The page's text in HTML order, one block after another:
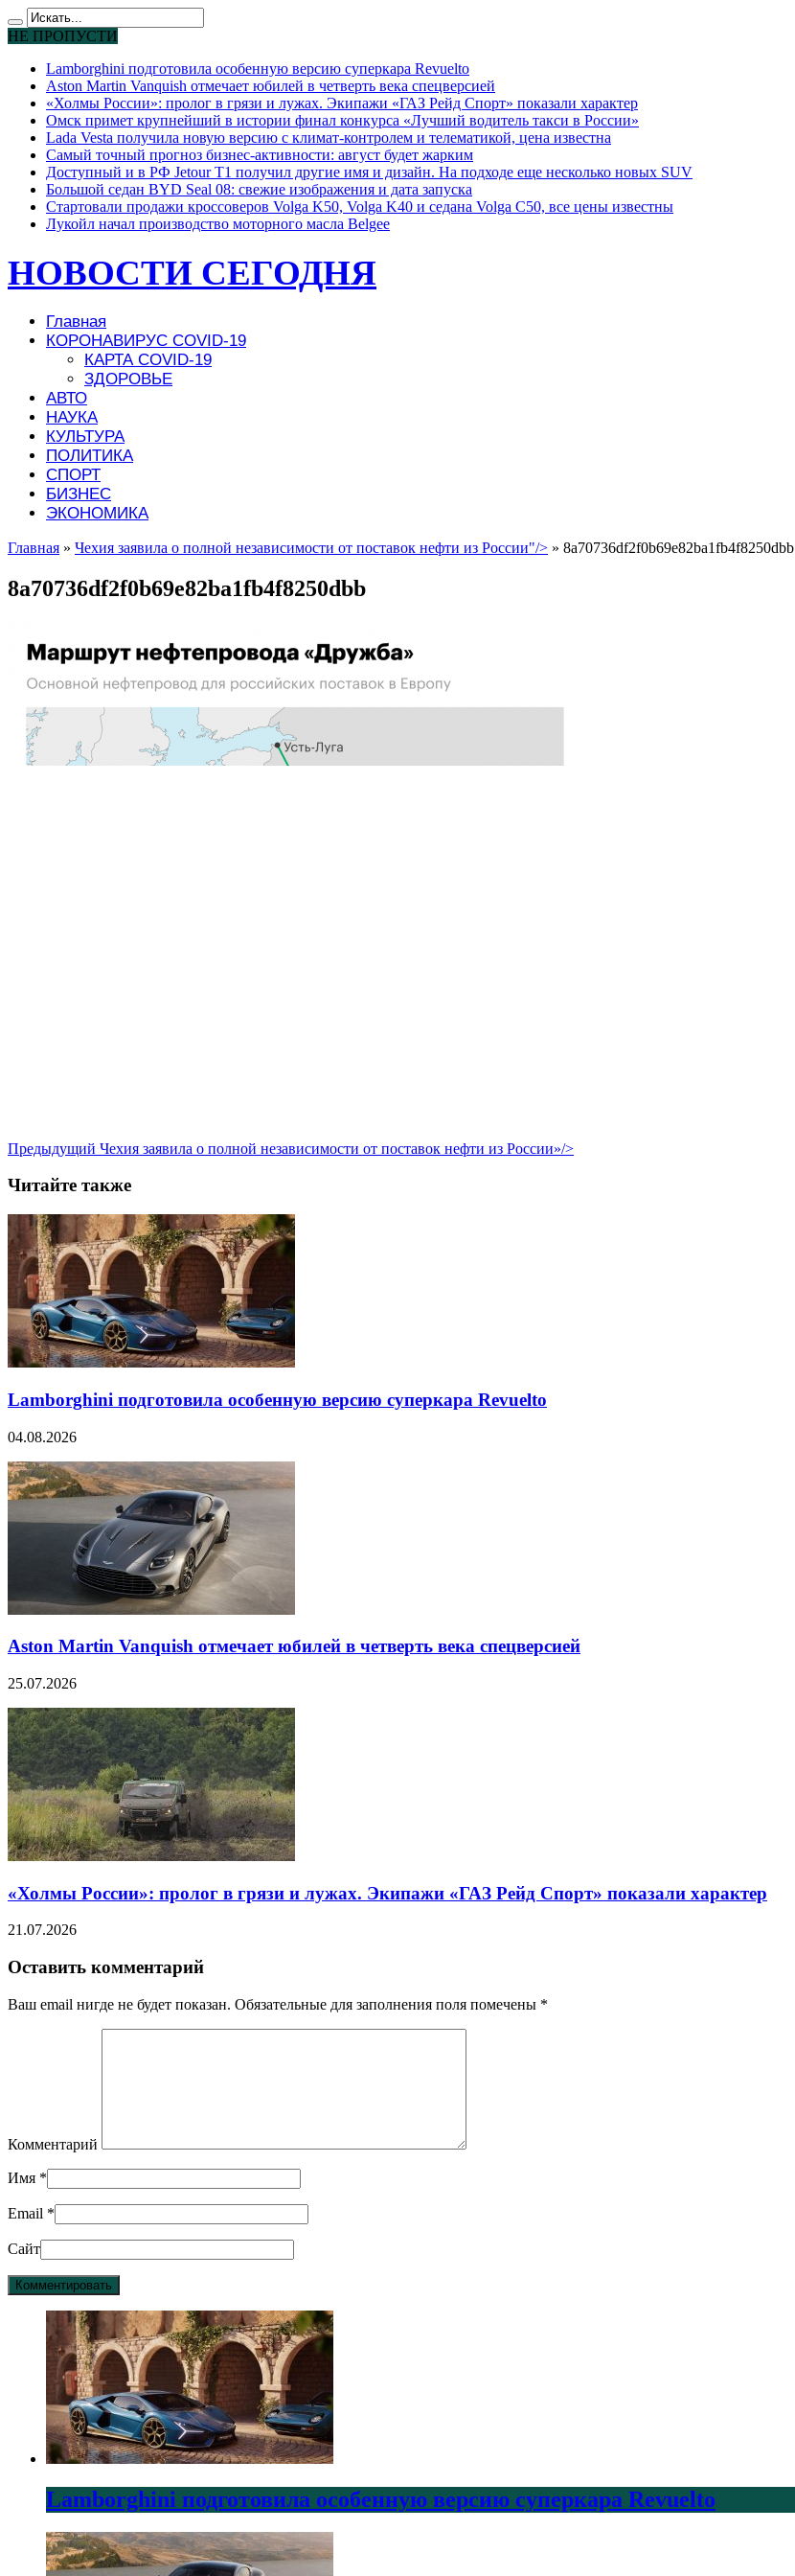
НЕ ПРОПУСТИ
Lamborghini подготовила особенную версию суперкара Revuelto
Aston Martin Vanquish отмечает юбилей в четверть века спецверсией
«Холмы России»: пролог в грязи и лужах. Экипажи «ГАЗ Рейд Спорт» показали характер
Омск примет крупнейший в истории финал конкурса «Лучший водитель такси в России»
Lada Vesta получила новую версию с климат-контролем и телематикой, цена известна
Самый точный прогноз бизнес-активности: август будет жарким
Доступный и в РФ Jetour T1 получил другие имя и дизайн. На подходе еще несколько новых SUV
Большой седан BYD Seal 08: свежие изображения и дата запуска
Стартовали продажи кроссоверов Volga K50, Volga K40 и седана Volga C50, все цены известны
Лукойл начал производство моторного масла Belgee
НОВОСТИ СЕГОДНЯ
Главная
КОРОНАВИРУС COVID-19
КАРТА COVID-19
ЗДОРОВЬЕ
АВТО
НАУКА
КУЛЬТУРА
ПОЛИТИКА
СПОРТ
БИЗНЕС
ЭКОНОМИКА
Главная » Чехия заявила о полной независимости от поставок нефти из России"/> » 8a70736df2f0b69e82ba1fb4f8250dbb
8a70736df2f0b69e82ba1fb4f8250dbb
Предыдущий Чехия заявила о полной независимости от поставок нефти из России»/>
Читайте также
Lamborghini подготовила особенную версию суперкара Revuelto
04.08.2026
Aston Martin Vanquish отмечает юбилей в четверть века спецверсией
25.07.2026
«Холмы России»: пролог в грязи и лужах. Экипажи «ГАЗ Рейд Спорт» показали характер
21.07.2026
Оставить комментарий
Ваш email нигде не будет показан. Обязательные для заполнения поля помечены *
Комментарий
Имя *
Email *
Сайт
Lamborghini подготовила особенную версию суперкара Revuelto